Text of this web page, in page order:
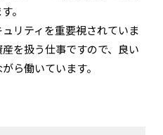
。
リティを重要視されていま
を扱う仕事ですので、良い
ら働いています。